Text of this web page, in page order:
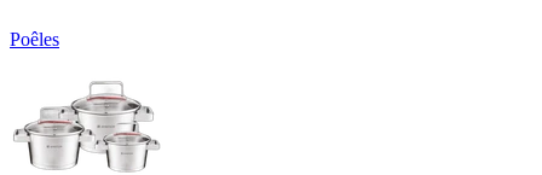
Poêles